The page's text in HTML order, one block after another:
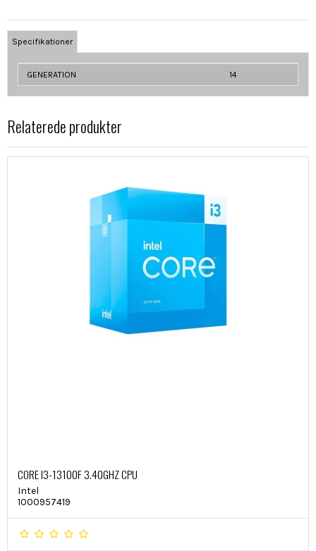
Specifikationer
GENERATION 14
Relaterede produkter
CORE I3-13100F 3.40GHZ CPU
Intel
1000957419